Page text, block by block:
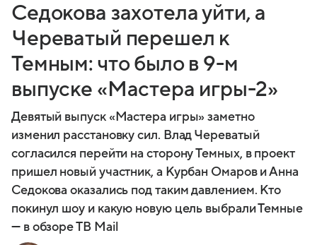
Седокова захотела уйти, а
Череватый перешел к
Темным: что было в 9-м
выпуске «Мастера игры-2»
Девятый выпуск «Мастера игры» заметно
изменил расстановку сил. Влад Череватый
согласился перейти на сторону Темных, в проект
пришел новый участник, а Курбан Омаров и Анна
Седокова оказались под таким давлением. Кто
покинул шоу и какую новую цель выбрали Темные
— в обзоре ТВ Mail